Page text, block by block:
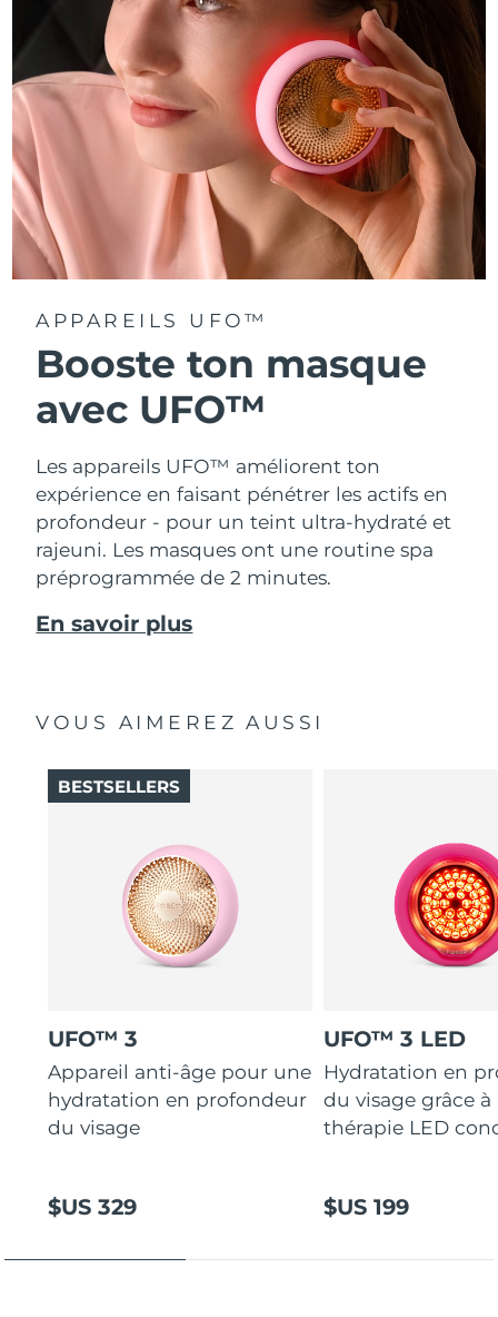
APPAREILS UFO™
Booste ton masque
avec UFO™
Les appareils UFO™ améliorent ton
expérience en faisant pénétrer les actifs en
profondeur - pour un teint ultra-hydraté et
rajeuni. Les masques ont une routine spa
préprogrammée de 2 minutes.
En savoir plus
VOUS AIMEREZ AUSSI
UFO™ 3
Appareil anti-âge pour une
hydratation en profondeur
du visage
$US 329
BESTSELLERS
UFO™ 3 LED
Hydratation en
du visage grâce à
thérapie LED
$US 199
Turquie Livraison estimée
Émirats arabes unis Livraison estimée 8/11/26
Royaume-Uni Livraison estimée8/10/26
États-Unis Livraison estimée 8/11/26
Ouzbékistan Livraison estimée8/15/26